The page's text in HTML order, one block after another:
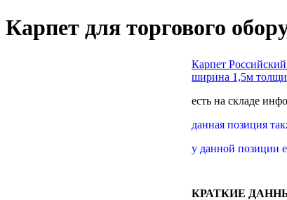
Карпет для торгового
Карпет
ширина 1,5м
есть на складе
данная позиция
у данной позиции
КРАТКИЕ